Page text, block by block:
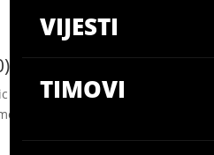
VIJESTI
TIMOVI
OG-a i Uvik Kontre, koja još
igre. Hoće li Adriatic OG